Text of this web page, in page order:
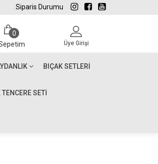
Siparis Durumu
0
Üye Girişi
BIÇAK SETLERI
TENCERE SETİ